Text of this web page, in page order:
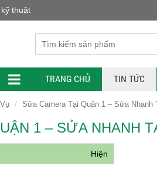
thuật
TRANG CHỦ TIN TỨC
Sửa Camera Tại Quận 1 – Sửa Nhanh
1 – SỬA NHANH
Hiện